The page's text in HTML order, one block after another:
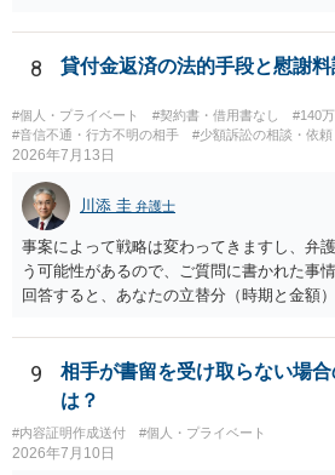
ろです。 LINEについても、詐欺の事案で
りますが、携帯電話の番号を経由する方法
を特定した後は、返金の理屈があるかどう
本的に贈与に該当する場合には返金請求が
当方に返金の理屈があるかどうかを確認し
た金額について、裏付けがあるかどうかも
身元の特定、返金の理屈があると判断でき
からスタートすることになるでしょう。 ご
ことの立証は簡単ではありません。 刑事事
返金交渉で有利になる可能性がありますが
に難しいところがあります。 こちらについ
署に被害相談をするようにしてください。
8 貸付金返済の法的手段と慰謝
#個人・プライベート #契約書・借用書なし
#140
#音信不通・行方不明の相手
#少額訴訟の相談・依頼
2026年7月13日
川添 圭 弁護士
事案によって戦略は変わってきますし、弁
う可能性があるので、ご質問に書かれた事
回答すると、あなたの立替分（時期と金額
と、もし異議申立てがなされる可能性が高
（通常訴訟へ移行する日数分空転する）に
その異議後の通常訴訟は相手方の住所地が
に相手方が遠方である場合は）対応が面倒
手方の主張については、和解で減額を考慮
お、残念ながら、「連絡も返ってこず、返
9
相手が書留を受け取らない場
は？
#内容証明作成送付 #個人・プライベート
2026年7月10日